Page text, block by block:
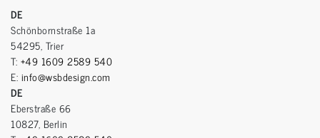
DE
Schönbornstraße 1a
54295, Trier
T: +49 1609 2589 540
E: info@wsbdesign.com
DE
Eberstraße 66
10827, Berlin